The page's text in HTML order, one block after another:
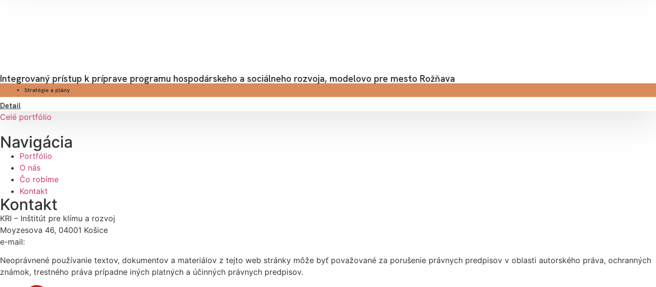
Integrovaný prístup k príprave programu hospodárskeho a sociálneho rozvoja, modelovo pre mesto Rožňava
Stratégie a plány
Detail
Celé portfólio
Navigácia
Portfólio
O nás
Čo robíme
Kontakt
Kontakt
KRI – Inštitút pre klímu a rozvoj
Moyzesova 46, 04001 Košice
e-mail:
Neoprávnené používanie textov, dokumentov a materiálov z tejto web stránky môže byť považované za porušenie právnych predpisov v oblasti autorského práva, ochranných
známok, trestného práva prípadne iných platných a účinných právnych predpisov.